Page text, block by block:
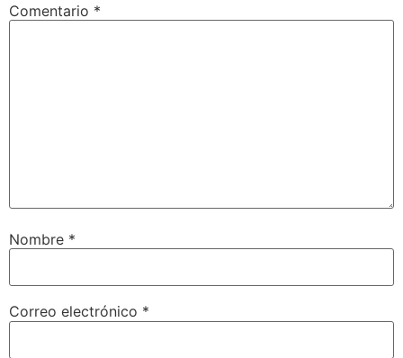
Comentario *
Nombre *
Correo electrónico *